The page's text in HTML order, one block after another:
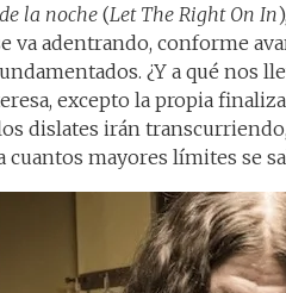
la noche (Let The Right On In
va adentrando, conforme
¿Y a qué nos
excepto la propia
dislates irán
cuantos mayores límites se